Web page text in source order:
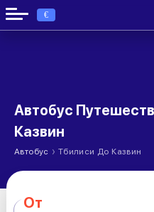
€
Автобус
Казвин
Автобус › Тбилиси До Казвин
От